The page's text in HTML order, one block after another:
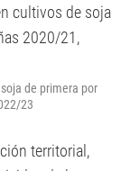
de primera por
23
territorial,